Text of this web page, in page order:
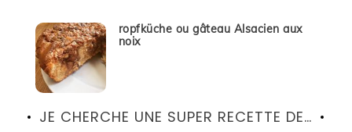
ropfküche ou gâteau Alsacien aux
noix
JE CHERCHE UNE SUPER RECETTE DE…